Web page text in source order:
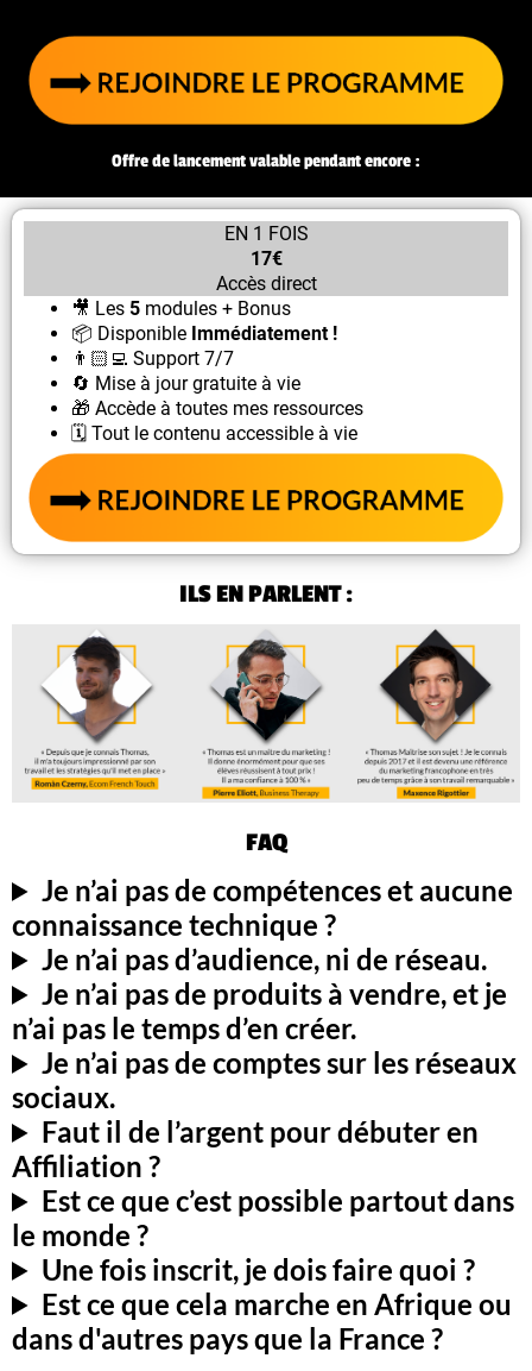
Offre de lancement valable pendant encore :
EN 1 FOIS
17€
Accès direct
🎥 Les 5 modules + Bonus
📦 Disponible Immédiatement !
👨🏻‍💻 Support 7/7
🔄 Mise à jour gratuite à vie
🎁 Accède à toutes mes ressources
🗓 Tout le contenu accessible à vie
ILS EN PARLENT :
FAQ
Je n’ai pas de compétences et aucune
connaissance technique ?
Je n’ai pas d’audience, ni de réseau.
Je n’ai pas de produits à vendre, et je
n’ai pas le temps d’en créer.
Je n’ai pas de comptes sur les réseaux
sociaux.
Faut il de l’argent pour débuter en
Affiliation ?
Est ce que c’est possible partout dans
le monde ?
Une fois inscrit, je dois faire quoi ?
Est ce que cela marche en Afrique ou
dans d'autres pays que la France ?